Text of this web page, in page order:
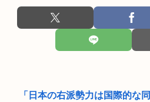
中国大使館に侵入した自衛官（24
のは何故...
【画像あり】女子、整形に成功「
示談金ど...
「日本の右派勢力は国際的な